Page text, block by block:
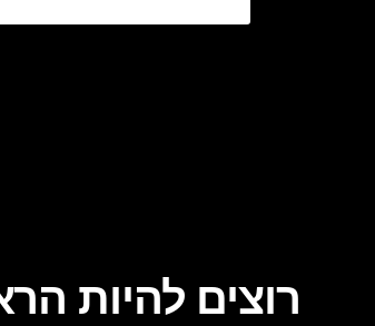
רוצים להיות